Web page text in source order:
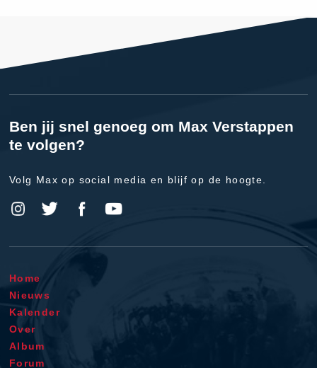
Ben jij snel genoeg om Max Verstappen
te volgen?
Volg Max op social media en blijf op de hoogte.
Home
Nieuws
Kalender
Over
Album
Forum